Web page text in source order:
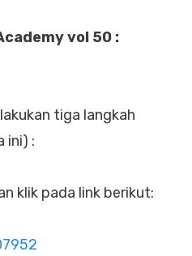
vol 50 :
tiga langkah
ini) :
klik pada link berikut: